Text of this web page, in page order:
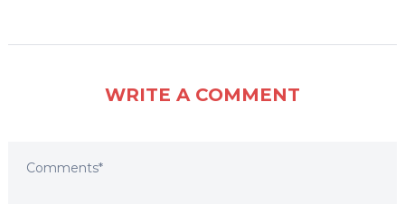
WRITE A COMMENT